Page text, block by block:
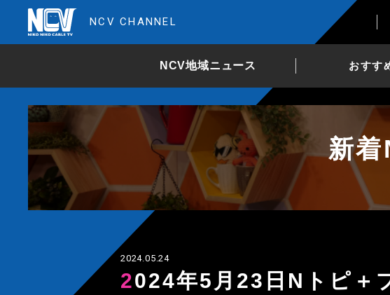
NCV CHANNEL
NCV地域ニュース おすす
新
2024.05.24
2024年5月23日Nトピ＋